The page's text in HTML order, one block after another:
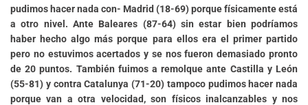
pudimos hacer nada con- Madrid (18-69) porque físicamente está
a otro nivel. Ante Baleares (87-64) sin estar bien podríamos
haber hecho algo más porque para ellos era el primer partido
pero no estuvimos acertados y se nos fueron demasiado pronto
de 20 puntos. También fuimos a remolque ante Castilla y León
(55-81) y contra Catalunya (71-20) tampoco pudimos hacer nada
porque van a otra velocidad, son físicos inalcanzables y nos